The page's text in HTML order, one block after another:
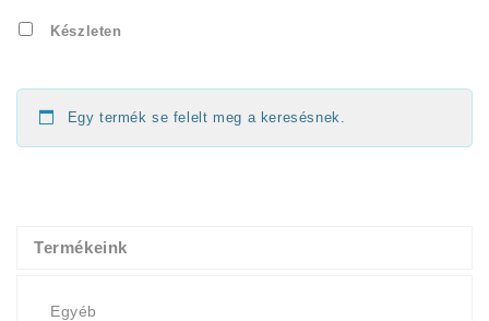
Készleten
Egy termék se felelt meg a keresésnek.
Termékeink
Egyéb